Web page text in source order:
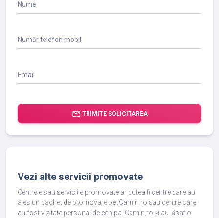
Nume
Număr telefon mobil
Email
forward_to_inbox TRIMITE SOLICITAREA
Vezi alte servicii promovate
Centrele sau serviciile promovate ar putea fi centre care au
ales un pachet de promovare pe iCamin.ro sau centre care
au fost vizitate personal de echipa iCamin.ro și au lăsat o